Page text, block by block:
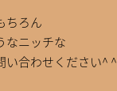
ちろん
なニッチな
い合わせください^ ^